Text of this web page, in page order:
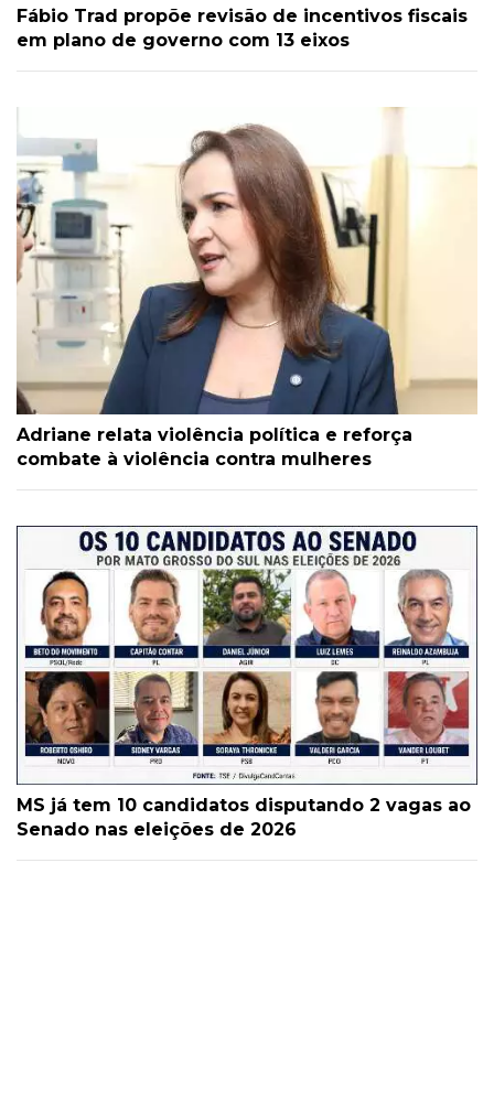
Fábio Trad propõe revisão de incentivos fiscais
em plano de governo com 13 eixos
Adriane relata violência política e reforça
combate à violência contra mulheres
MS já tem 10 candidatos disputando 2 vagas ao
Senado nas eleições de 2026